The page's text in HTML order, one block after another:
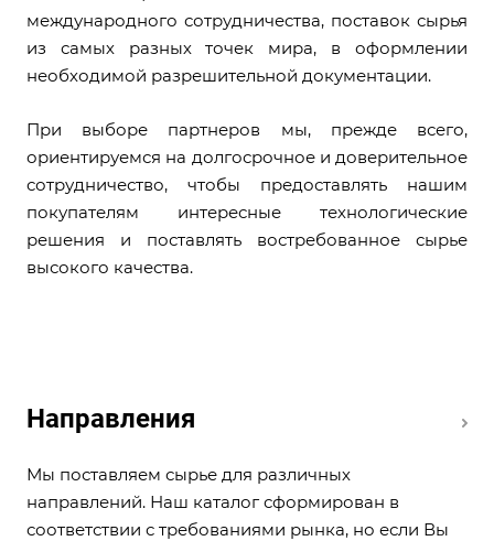
международного сотрудничества, поставок сырья
из самых разных точек мира, в оформлении
необходимой разрешительной документации.
При выборе партнеров мы, прежде всего,
ориентируемся на долгосрочное и доверительное
сотрудничество, чтобы предоставлять нашим
покупателям интересные технологические
решения и поставлять востребованное сырье
высокого качества.
Направления
Мы поставляем сырье для различных
направлений. Наш каталог сформирован в
соответствии с требованиями рынка, но если Вы